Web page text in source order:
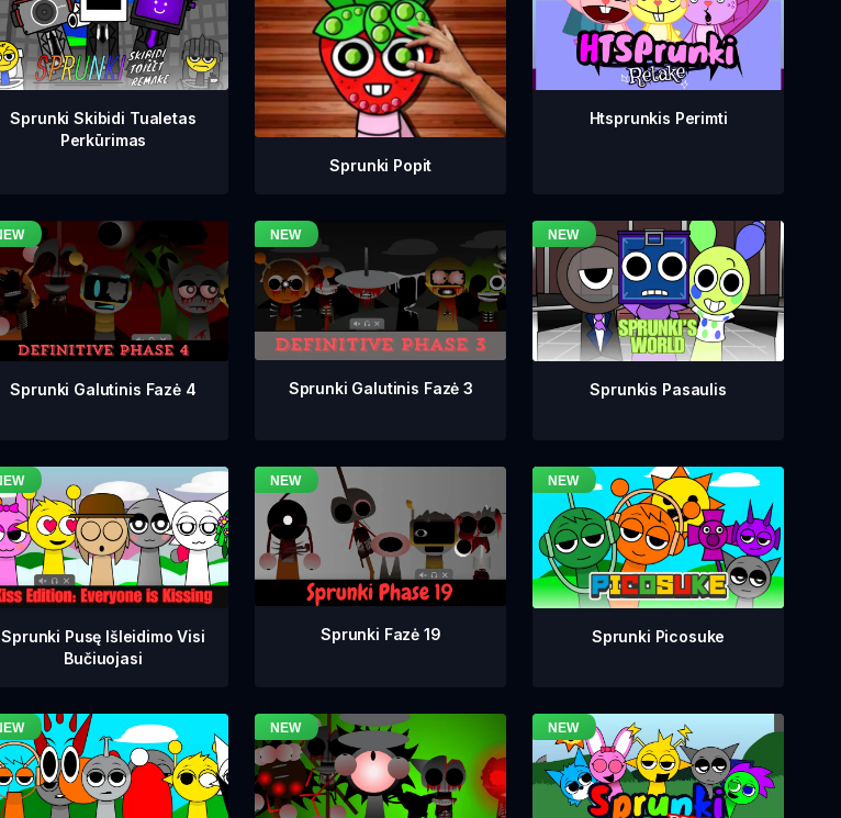
Sprunki Skibidi Tualetas
Perkūrimas
Sprunki Popit
Htsprunkis Perimti
Sprunki Galutinis Fazė 4 Sprunki Galutinis Fazė 3 Sprunkis Pasaulis
Sprunki Pusę Išleidimo Visi
Bučiuojasi
Sprunki Fazė 19 Sprunki Picosuke